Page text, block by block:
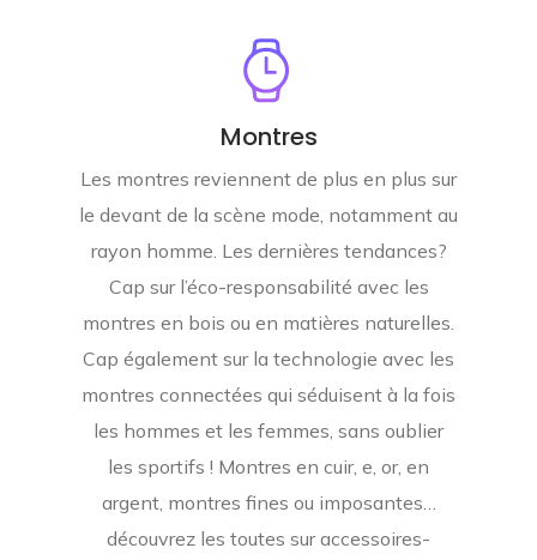
Montres
Les montres reviennent de plus en plus sur
le devant de la scène mode, notamment au
rayon homme. Les dernières tendances?
Cap sur l’éco-responsabilité avec les
montres en bois ou en matières naturelles.
Cap également sur la technologie avec les
montres connectées qui séduisent à la fois
les hommes et les femmes, sans oublier
les sportifs ! Montres en cuir, e, or, en
argent, montres fines ou imposantes…
découvrez les toutes sur accessoires-